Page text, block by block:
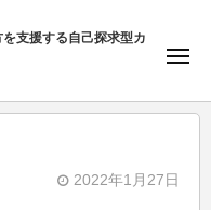
支援する自己探求型カ
メ
ュ
ー
2022年1月27日